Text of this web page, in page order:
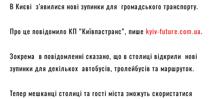
В Києві з’явилися нові зупинки для громадського транспорту.
Про це повідомило КП “Київпастранс”, пише kyiv-future.com.ua.
Зокрема в повідомленні сказано, що в столиці відкрили нові
зупинки для декількох автобусів, тролейбусів та маршруток.
Тепер мешканці столиці та гості міста зможуть скористатися